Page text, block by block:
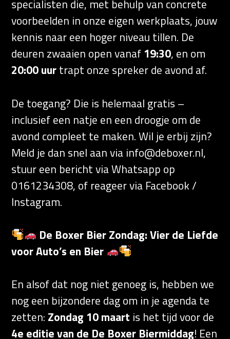
specialisten die, met behulp van concrete
voorbeelden in onze eigen werkplaats, jouw
kennis naar een hoger niveau tillen. De
deuren zwaaien open vanaf19:30, en om
20:00 uurtrapt onze spreker de avond af.
De toegang? Die is helemaal gratis –
inclusief een natje en een droogje om de
avond compleet te maken. Wil je erbij zijn?
Meld je dan snel aan via info@deboxer.nl,
stuur een bericht via Whatsapp op
0161234308, of reageer via Facebook /
Instagram.
De Boxer Bier Zondag: Vier de Liefde
voor Auto’s en Bier
En alsof dat nog niet genoeg is, hebben we
nog een bijzondere dag om in je agenda te
zetten: Zondag 10 maart is het tijd voor de
4e editie van de De Boxer Biermiddag! Een